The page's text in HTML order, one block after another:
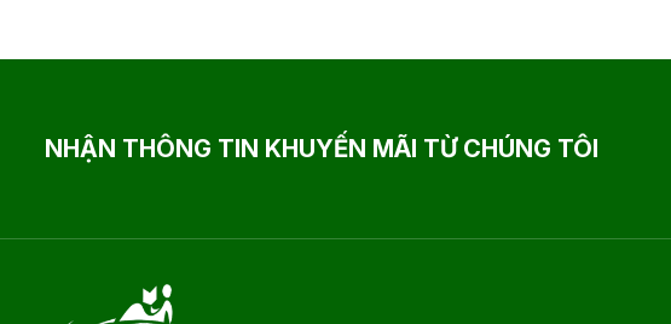
NHẬN THÔNG TIN KHUYẾN MÃI TỪ CHÚNG TÔI